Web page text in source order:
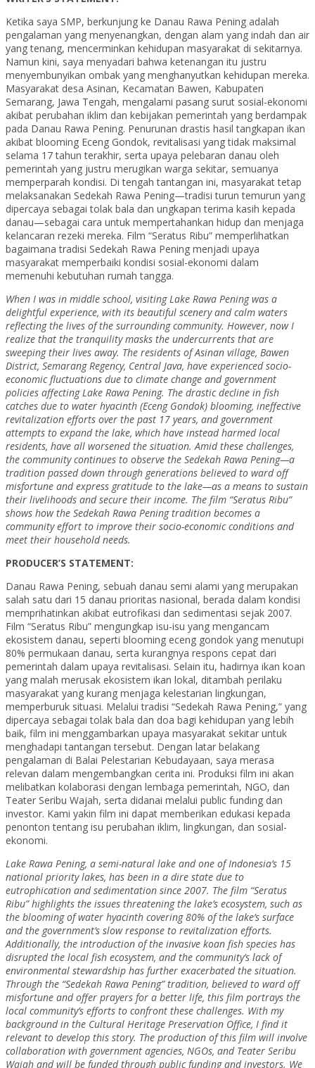
Ketika saya SMP, berkunjung ke Danau Rawa Pening adalah
pengalaman yang menyenangkan, dengan alam yang indah dan air
yang tenang, mencerminkan kehidupan masyarakat di sekitarnya.
Namun kini, saya menyadari bahwa ketenangan itu justru
menyembunyikan ombak yang menghanyutkan kehidupan mereka.
Masyarakat desa Asinan, Kecamatan Bawen, Kabupaten
Semarang, Jawa Tengah, mengalami pasang surut sosial-ekonomi
akibat perubahan iklim dan kebijakan pemerintah yang berdampak
pada Danau Rawa Pening. Penurunan drastis hasil tangkapan ikan
akibat blooming Eceng Gondok, revitalisasi yang tidak maksimal
selama 17 tahun terakhir, serta upaya pelebaran danau oleh
pemerintah yang justru merugikan warga sekitar, semuanya
memperparah kondisi. Di tengah tantangan ini, masyarakat tetap
melaksanakan Sedekah Rawa Pening—tradisi turun temurun yang
dipercaya sebagai tolak bala dan ungkapan terima kasih kepada
danau—sebagai cara untuk mempertahankan hidup dan menjaga
kelancaran rezeki mereka. Film “Seratus Ribu” memperlihatkan
bagaimana tradisi Sedekah Rawa Pening menjadi upaya
masyarakat memperbaiki kondisi sosial-ekonomi dalam
memenuhi kebutuhan rumah tangga.
When I was in middle school, visiting Lake Rawa Pening was a
delightful experience, with its beautiful scenery and calm waters
reflecting the lives of the surrounding community. However, now I
realize that the tranquility masks the undercurrents that are
sweeping their lives away. The residents of Asinan village, Bawen
District, Semarang Regency, Central Java, have experienced socio-
economic fluctuations due to climate change and government
policies affecting Lake Rawa Pening. The drastic decline in fish
catches due to water hyacinth (Eceng Gondok) blooming, ineffective
revitalization efforts over the past 17 years, and government
attempts to expand the lake, which have instead harmed local
residents, have all worsened the situation. Amid these challenges,
the community continues to observe the Sedekah Rawa Pening—a
tradition passed down through generations believed to ward off
misfortune and express gratitude to the lake—as a means to sustain
their livelihoods and secure their income. The film “Seratus Ribu”
shows how the Sedekah Rawa Pening tradition becomes a
community effort to improve their socio-economic conditions and
meet their household needs.
PRODUCER’S STATEMENT:
Danau Rawa Pening, sebuah danau semi alami yang merupakan
salah satu dari 15 danau prioritas nasional, berada dalam kondisi
memprihatinkan akibat eutrofikasi dan sedimentasi sejak 2007.
Film “Seratus Ribu” mengungkap isu-isu yang mengancam
ekosistem danau, seperti blooming eceng gondok yang menutupi
80% permukaan danau, serta kurangnya respons cepat dari
pemerintah dalam upaya revitalisasi. Selain itu, hadirnya ikan koan
yang malah merusak ekosistem ikan lokal, ditambah perilaku
masyarakat yang kurang menjaga kelestarian lingkungan,
memperburuk situasi. Melalui tradisi “Sedekah Rawa Pening,” yang
dipercaya sebagai tolak bala dan doa bagi kehidupan yang lebih
baik, film ini menggambarkan upaya masyarakat sekitar untuk
menghadapi tantangan tersebut. Dengan latar belakang
pengalaman di Balai Pelestarian Kebudayaan, saya merasa
relevan dalam mengembangkan cerita ini. Produksi film ini akan
melibatkan kolaborasi dengan lembaga pemerintah, NGO, dan
Teater Seribu Wajah, serta didanai melalui public funding dan
investor. Kami yakin film ini dapat memberikan edukasi kepada
penonton tentang isu perubahan iklim, lingkungan, dan sosial-
ekonomi.
Lake Rawa Pening, a semi-natural lake and one of Indonesia’s 15
national priority lakes, has been in a dire state due to
eutrophication and sedimentation since 2007. The film “Seratus
Ribu” highlights the issues threatening the lake’s ecosystem, such as
the blooming of water hyacinth covering 80% of the lake’s surface
and the government’s slow response to revitalization efforts.
Additionally, the introduction of the invasive koan fish species has
disrupted the local fish ecosystem, and the community’s lack of
environmental stewardship has further exacerbated the situation.
Through the “Sedekah Rawa Pening” tradition, believed to ward off
misfortune and offer prayers for a better life, this film portrays the
local community’s efforts to confront these challenges. With my
background in the Cultural Heritage Preservation Office, I find it
relevant to develop this story. The production of this film will involve
collaboration with government agencies, NGOs, and Teater Seribu
Wajah and will be funded through public funding and investors. We